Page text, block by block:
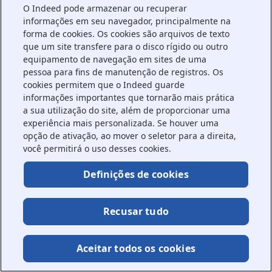
information).
O Indeed pode armazenar ou recuperar
informações em seu navegador, principalmente na
forma de cookies. Os cookies são arquivos de texto
que um site transfere para o disco rígido ou outro
equipamento de navegação em sites de uma
pessoa para fins de manutenção de registros. Os
cookies permitem que o Indeed guarde
informações importantes que tornarão mais prática
a sua utilização do site, além de proporcionar uma
experiência mais personalizada. Se houver uma
opção de ativação, ao mover o seletor para a direita,
você permitirá o uso desses cookies.
Definições de cookies
Recusar tudo
Aceitar todos os cookies